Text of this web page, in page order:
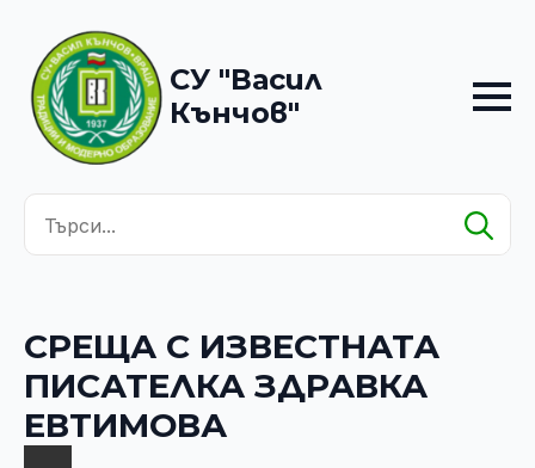
СУ "Васил
Кънчов"
СРЕЩА С ИЗВЕСТНАТА
ПИСАТЕЛКА ЗДРАВКА
ЕВТИМОВА